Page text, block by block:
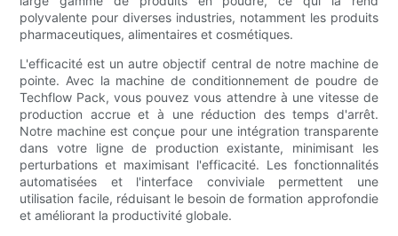
polyvalente pour diverses industries, notamment les produits
pharmaceutiques, alimentaires et cosmétiques.
L'efficacité est un autre objectif central de notre machine de
pointe. Avec la machine de conditionnement de poudre de
Techflow Pack, vous pouvez vous attendre à une vitesse de
production accrue et à une réduction des temps d'arrêt.
Notre machine est conçue pour une intégration transparente
dans votre ligne de production existante, minimisant les
perturbations et maximisant l'efficacité. Les fonctionnalités
automatisées et l'interface conviviale permettent une
utilisation facile, réduisant le besoin de formation approfondie
et améliorant la productivité globale.